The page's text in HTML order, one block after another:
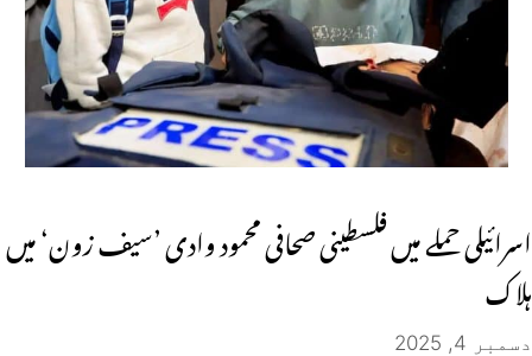
اسرائیلی حملے میں فلسطینی صحافی محمود وادی ’سیف زون‘ میں
ہلاک
دسمبر 4, 2025